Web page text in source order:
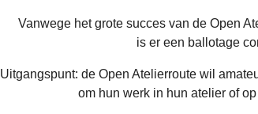
Vanwege het grote succes van de Open
is er een ballotage
Uitgangspunt: de Open Atelierroute wil
om hun werk in hun atelier of